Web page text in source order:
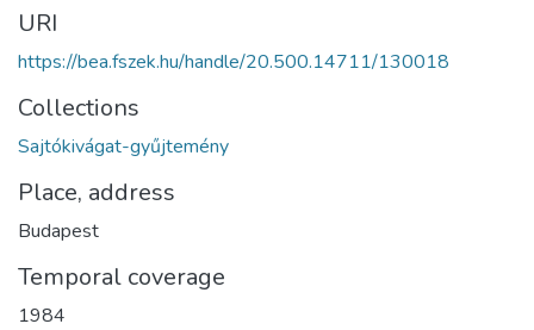
URI
https://bea.fszek.hu/handle/20.500.14711/130018
Collections
Sajtókivágat-gyűjtemény
Place, address
Budapest
Temporal coverage
1984